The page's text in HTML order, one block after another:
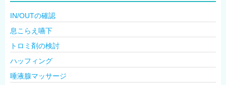
IN/OUTの確認
息こらえ嚥下
トロミ剤の検討
ハッフィング
唾液腺マッサージ